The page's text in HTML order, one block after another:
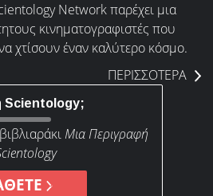
Network παρέχει μια
κινηματογραφιστές που
χτίσουν έναν καλύτερο κόσμο.
ΠΕΡΙΣΣΟΤΕΡΑ
η Scientology;
Μια Περιγραφή